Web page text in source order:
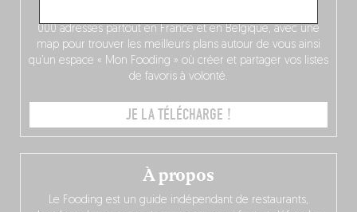
À propos
Le Fooding est un guide indépendant de restaurants,
000 adresses partout en France et en Belgique, avec une
map pour trouver les meilleurs plans autour de vous ainsi
qu’un espace « Mon Fooding » où créer et partager vos listes
de favoris à volonté.
JE LA TÉLÉCHARGE !